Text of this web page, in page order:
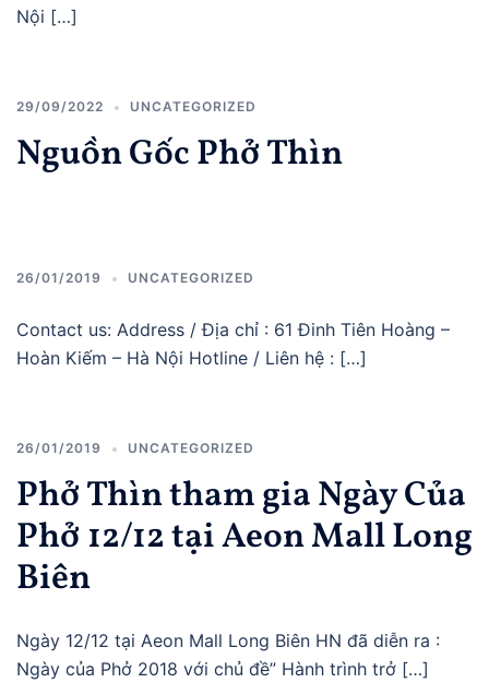
Nội […]
29/09/2022 UNCATEGORIZED
Nguồn Gốc Phở Thìn
26/01/2019 UNCATEGORIZED
Contact us: Address / Địa chỉ : 61 Đinh Tiên Hoàng –
Hoàn Kiếm – Hà Nội Hotline / Liên hệ : […]
26/01/2019 UNCATEGORIZED
Phở Thìn tham gia Ngày Của
Phở 12/12 tại Aeon Mall Long
Biên
Ngày 12/12 tại Aeon Mall Long Biên HN đã diễn ra :
Ngày của Phở 2018 với chủ đề” Hành trình trở […]